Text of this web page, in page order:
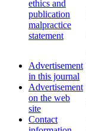
ethics and
publication
malpractice
statement
Advertisement
in this journal
Advertisement
on the web
site
Contact